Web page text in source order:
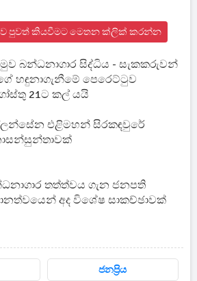
පුවත් කියවීමට මෙතන ක්ලික් කරන්න
බන්ධනාගාර සිද්ධිය - සැකකරුවන්
හඳුනාගැනීමේ පෙරෙට්ටුව
21ට කල් යයි
එළිමහන් සිරකඳවුරේ
තත්ත්වය ගැන ජනපති
අද විශේෂ සාකච්ඡාවක්
ජනප්‍රිය